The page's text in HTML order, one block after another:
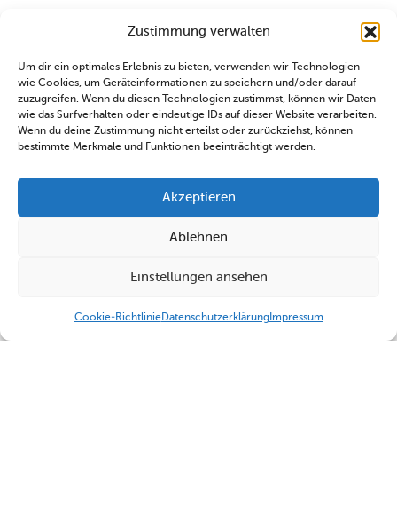
Zustimmung verwalten
Um dir ein optimales Erlebnis zu bieten, verwenden wir Technologien
wie Cookies, um Geräteinformationen zu speichern und/oder darauf
zuzugreifen. Wenn du diesen Technologien zustimmst, können wir Daten
wie das Surfverhalten oder eindeutige IDs auf dieser Website verarbeiten.
Wenn du deine Zustimmung nicht erteilst oder zurückziehst, können
bestimmte Merkmale und Funktionen beeinträchtigt werden.
Akzeptieren
Ablehnen
Einstellungen ansehen
Cookie-RichtlinieDatenschutzerklärungImpressum